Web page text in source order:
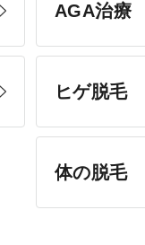
AGA治療
ヒゲ脱毛
体の脱毛